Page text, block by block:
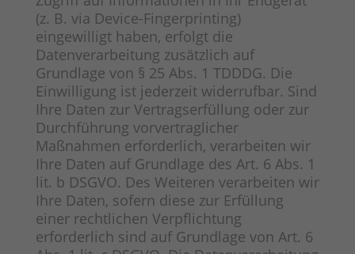
(z. B. via Device-Fingerprinting)
eingewilligt haben, erfolgt die
Datenverarbeitung zusätzlich auf
Grundlage von § 25 Abs. 1 TDDDG. Die
Einwilligung ist jederzeit widerrufbar. Sind
Ihre Daten zur Vertragserfüllung oder zur
Durchführung vorvertraglicher
Maßnahmen erforderlich, verarbeiten wir
Ihre Daten auf Grundlage des Art. 6 Abs. 1
lit. b DSGVO. Des Weiteren verarbeiten wir
Ihre Daten, sofern diese zur Erfüllung
einer rechtlichen Verpflichtung
erforderlich sind auf Grundlage von Art. 6